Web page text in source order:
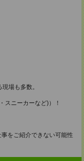
場も多数。
スニーカーなど)）！
をご紹介できない可能性